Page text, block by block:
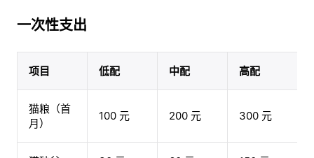
一次性支出
项目 低配 中配 高配
猫粮（首
月）
100 元 200 元 300 元